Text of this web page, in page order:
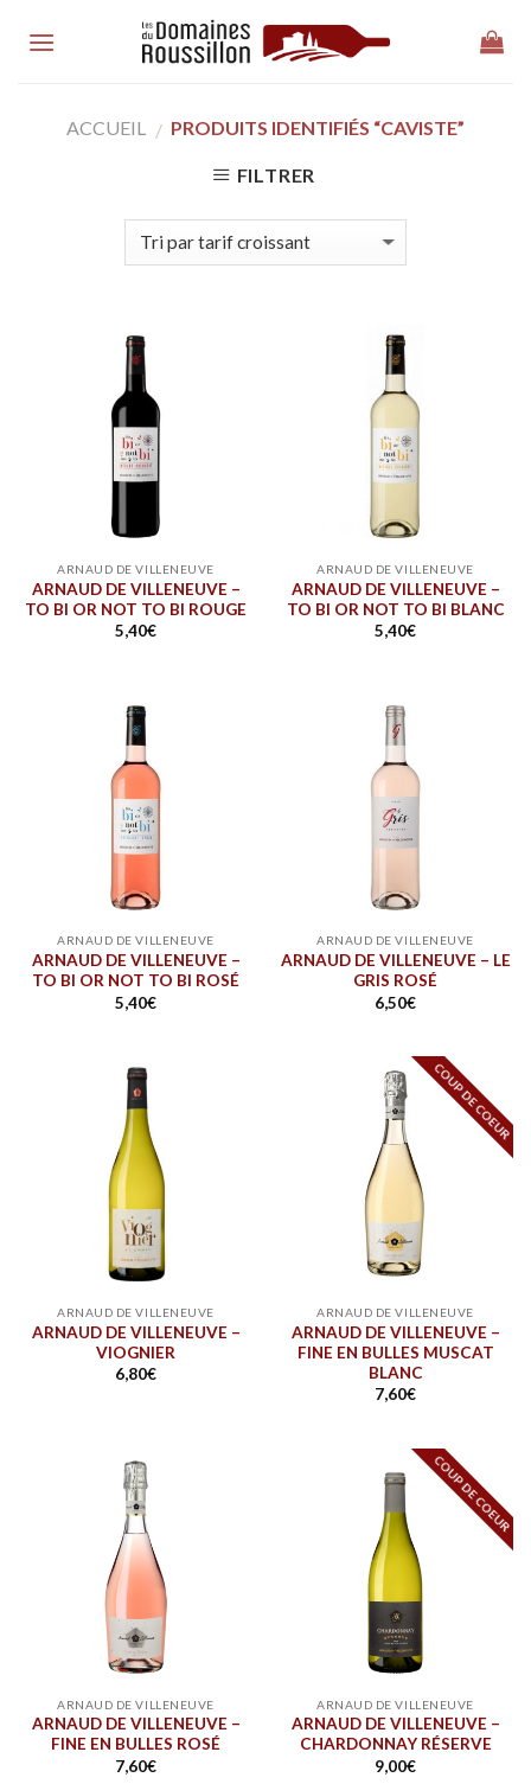
ACCUEIL / PRODUITS IDENTIFIÉS “CAVISTE”
FILTRER
ARNAUD DE VILLENEUVE
ARNAUD DE VILLENEUVE –
TO BI OR NOT TO BI ROUGE
5,40€
ARNAUD DE VILLENEUVE
ARNAUD DE VILLENEUVE –
TO BI OR NOT TO BI BLANC
5,40€
ARNAUD DE VILLENEUVE
ARNAUD DE VILLENEUVE –
TO BI OR NOT TO BI ROSÉ
5,40€
ARNAUD DE VILLENEUVE
ARNAUD DE VILLENEUVE – LE
GRIS ROSÉ
6,50€
ARNAUD DE VILLENEUVE
ARNAUD DE VILLENEUVE –
VIOGNIER
6,80€
COUP DE COEUR
ARNAUD DE VILLENEUVE
ARNAUD DE VILLENEUVE –
FINE EN BULLES MUSCAT
BLANC
7,60€
ARNAUD DE VILLENEUVE
ARNAUD DE VILLENEUVE –
FINE EN BULLES ROSÉ
7,60€
COUP DE COEUR
ARNAUD DE VILLENEUVE
ARNAUD DE VILLENEUVE –
CHARDONNAY RÉSERVE
9,00€